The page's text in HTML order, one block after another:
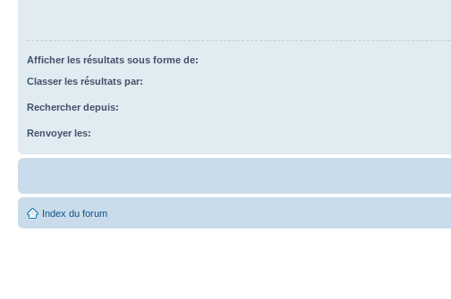
Afficher les résultats sous forme de:
Classer les résultats par:
Rechercher depuis:
Renvoyer les:
Index du forum